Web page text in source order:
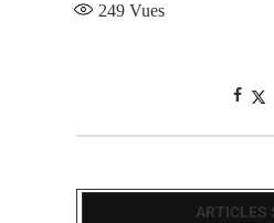
249 Vues
ARTICLES